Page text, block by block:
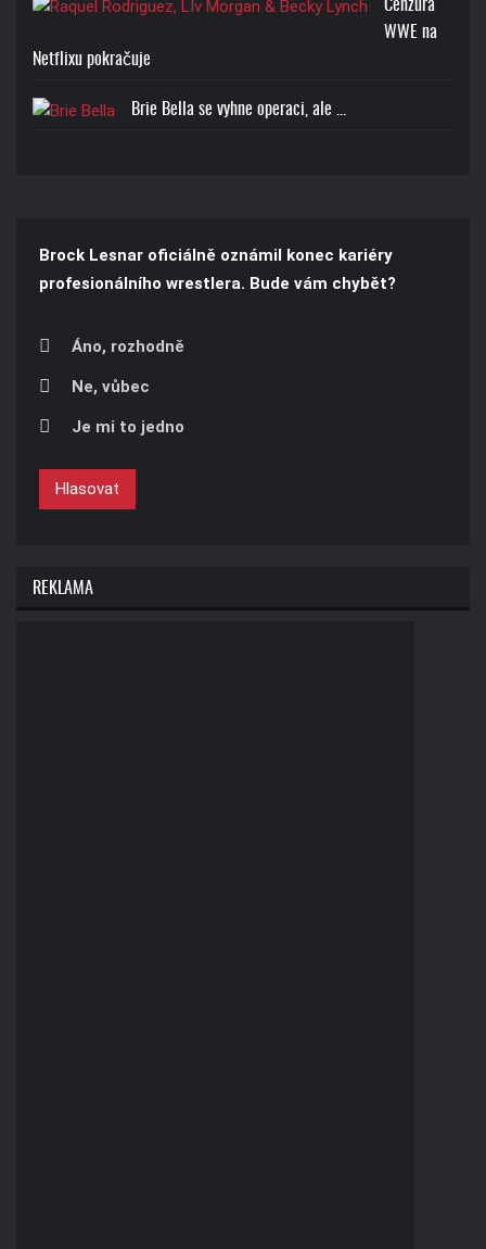
Cenzura
WWE na
Netflixu pokračuje
Brie Bella se vyhne operaci, ale ...
Brock Lesnar oficiálně oznámil konec kariéry
profesionálního wrestlera. Bude vám chybět?
Áno, rozhodně
Ne, vůbec
Je mi to jedno
Hlasovat
REKLAMA